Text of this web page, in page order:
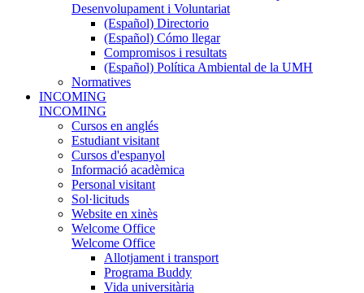
Desenvolupament i Voluntariat
(Español) Directorio
(Español) Cómo llegar
Compromisos i resultats
(Español) Política Ambiental de la UMH
Normatives
INCOMING
INCOMING
Cursos en anglés
Estudiant visitant
Cursos d'espanyol
Informació acadèmica
Personal visitant
Sol·licituds
Website en xinès
Welcome Office
Welcome Office
Allotjament i transport
Programa Buddy
Vida universitària